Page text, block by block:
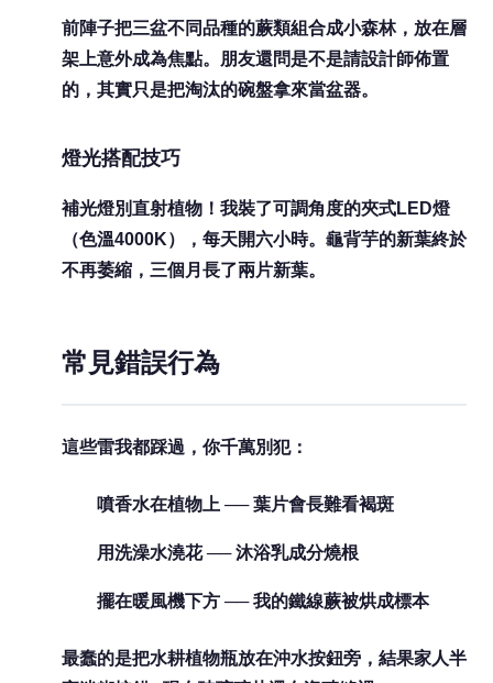
前陣子把三盆不同品種的蕨類組合成小森林，放在層
架上意外成為焦點。朋友還問是不是請設計師佈置
的，其實只是把淘汰的碗盤拿來當盆器。
燈光搭配技巧
補光燈別直射植物！我裝了可調角度的夾式LED燈
（色溫4000K），每天開六小時。龜背芋的新葉終於
不再萎縮，三個月長了兩片新葉。
常見錯誤行為
這些雷我都踩過，你千萬別犯：
噴香水在植物上 ── 葉片會長難看褐斑
用洗澡水澆花 ── 沐浴乳成分燒根
擺在暖風機下方 ── 我的鐵線蕨被烘成標本
最蠢的是把水耕植物瓶放在沖水按鈕旁，結果家人半